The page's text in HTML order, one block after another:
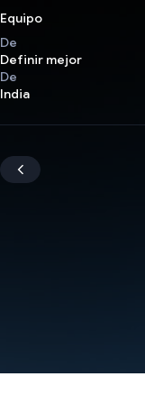
Equipo
De
Definir mejor
De
India